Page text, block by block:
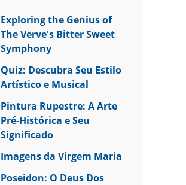
Exploring the Genius of
The Verve's Bitter Sweet
Symphony
Quiz: Descubra Seu Estilo
Artístico e Musical
Pintura Rupestre: A Arte
Pré-Histórica e Seu
Significado
Imagens da Virgem Maria
Poseidon: O Deus Dos